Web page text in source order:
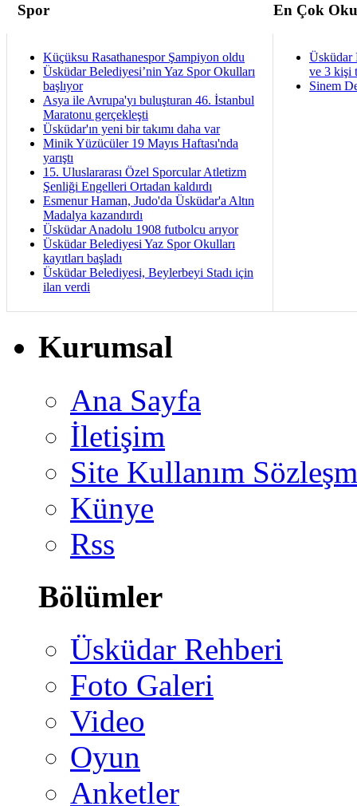
Spor En Çok
Küçüksu Rasathanespor Şampiyon oldu
Üsküdar Belediyesi’nin Yaz Spor Okulları
başlıyor
Asya ile Avrupa'yı buluşturan 46. İstanbul
Maratonu gerçekleşti
Üsküdar'ın yeni bir takımı daha var
Minik Yüzücüler 19 Mayıs Haftası'nda
yarıştı
15. Uluslararası Özel Sporcular Atletizm
Şenliği Engelleri Ortadan kaldırdı
Esmenur Haman, Judo'da Üsküdar'a Altın
Madalya kazandırdı
Üsküdar Anadolu 1908 futbolcu arıyor
Üsküdar Belediyesi Yaz Spor Okulları
kayıtları başladı
Üsküdar Belediyesi, Beylerbeyi Stadı için
ilan verdi
Üsküdar
ve 3 kişi
Sinem
Kurumsal
Ana Sayfa
İletişim
Site Kullanım
Künye
Rss
Bölümler
Üsküdar Rehberi
Foto Galeri
Video
Oyun
Anketler